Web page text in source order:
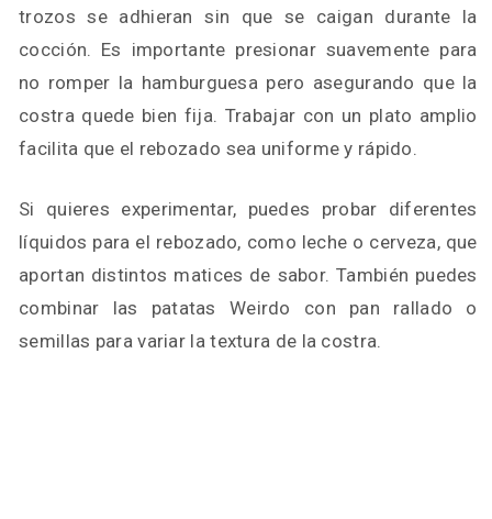
trozos se adhieran sin que se caigan durante la
cocción. Es importante presionar suavemente para
no romper la hamburguesa pero asegurando que la
costra quede bien fija. Trabajar con un plato amplio
facilita que el rebozado sea uniforme y rápido.
Si quieres experimentar, puedes probar diferentes
líquidos para el rebozado, como leche o cerveza, que
aportan distintos matices de sabor. También puedes
combinar las patatas Weirdo con pan rallado o
semillas para variar la textura de la costra.